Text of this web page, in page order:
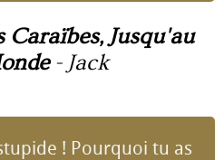
Caraïbes, Jusqu'au
- Jack
! Pourquoi tu as